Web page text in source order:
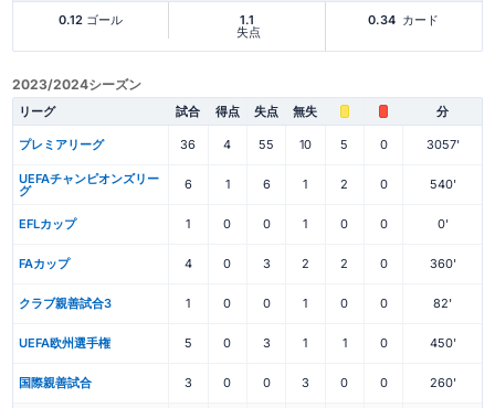
0.12 ゴール 1.1
失点
0.34 カード
2023/2024シーズン
リーグ 試合 得点 失点 無失 分
プレミアリーグ 36 4 55 10 5 0 3057'
UEFAチャンピオンズリー
グ 6 1 6 1 2 0 540'
EFLカップ 1 0 0 1 0 0 0'
FAカップ 4 0 3 2 2 0 360'
クラブ親善試合3 1 0 0 1 0 0 82'
UEFA欧州選手権 5 0 3 1 1 0 450'
国際親善試合 3 0 0 3 0 0 260'